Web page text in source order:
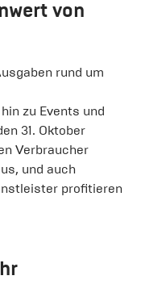
von
rund um
zu Events und
31. Oktober
Verbraucher
und auch
profitieren